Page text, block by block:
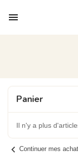
menu
Panier
Il n'y a plus
chevron_left Continuer mes